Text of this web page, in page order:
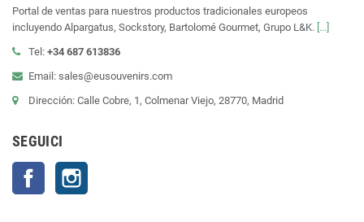
Portal de ventas para nuestros productos tradicionales europeos
incluyendo Alpargatus, Sockstory, Bartolomé Gourmet, Grupo L&K. [...]
Tel: +34 687 613836
Email: sales@eusouvenirs.com
Dirección: Calle Cobre, 1, Colmenar Viejo, 28770, Madrid
SEGUICI
Facebook